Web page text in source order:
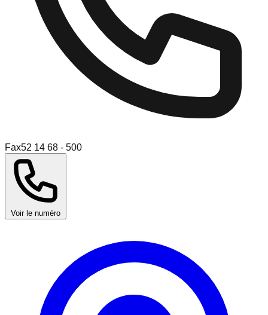
Fax52 14 68 - 500
Voir le numéro